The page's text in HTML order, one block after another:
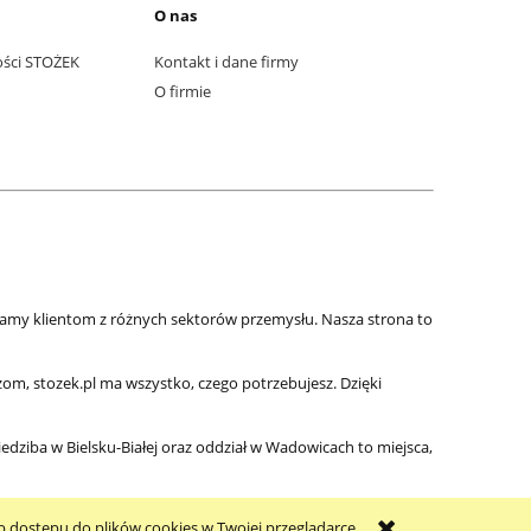
STOŻEK
O nas
Kontakt i dane firmy
O firmie
klientom z różnych sektorów przemysłu. Nasza strona to
stozek.pl ma wszystko, czego potrzebujesz. Dzięki
w Bielsku-Białej oraz oddział w Wadowicach to miejsca,